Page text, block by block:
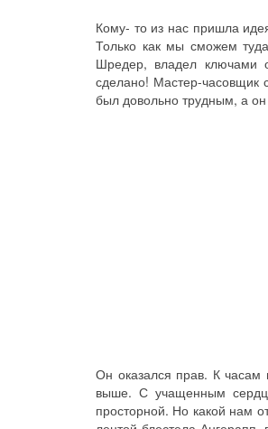
Кому- то из нас пришла
Только как мы сможем
Шредер, владел ключами
сделано! Мастер-часовщик
был довольно трудным, а
Он оказался прав. К часам
выше. С учащенным
просторной. Но какой нам